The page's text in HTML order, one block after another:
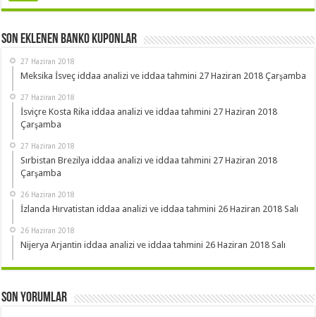
Son Eklenen Banko Kuponlar
27 Haziran 2018
Meksika İsveç iddaa analizi ve iddaa tahmini 27 Haziran 2018 Çarşamba
27 Haziran 2018
İsviçre Kosta Rika iddaa analizi ve iddaa tahmini 27 Haziran 2018
Çarşamba
27 Haziran 2018
Sırbistan Brezilya iddaa analizi ve iddaa tahmini 27 Haziran 2018
Çarşamba
26 Haziran 2018
İzlanda Hırvatistan iddaa analizi ve iddaa tahmini 26 Haziran 2018 Salı
26 Haziran 2018
Nijerya Arjantin iddaa analizi ve iddaa tahmini 26 Haziran 2018 Salı
Son Yorumlar